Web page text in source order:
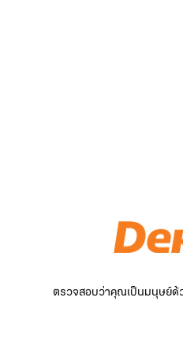
ตรวจสอบว่าคุณเป็นมนุษย์ด้